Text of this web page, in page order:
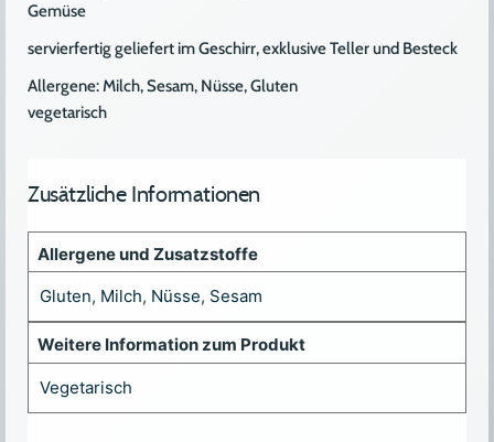
Gemüse
servierfertig geliefert im Geschirr, exklusive Teller und Besteck
Allergene: Milch, Sesam, Nüsse, Gluten
vegetarisch
Zusätzliche Informationen
Allergene und Zusatzstoffe
Gluten, Milch, Nüsse, Sesam
Weitere Information zum Produkt
Vegetarisch